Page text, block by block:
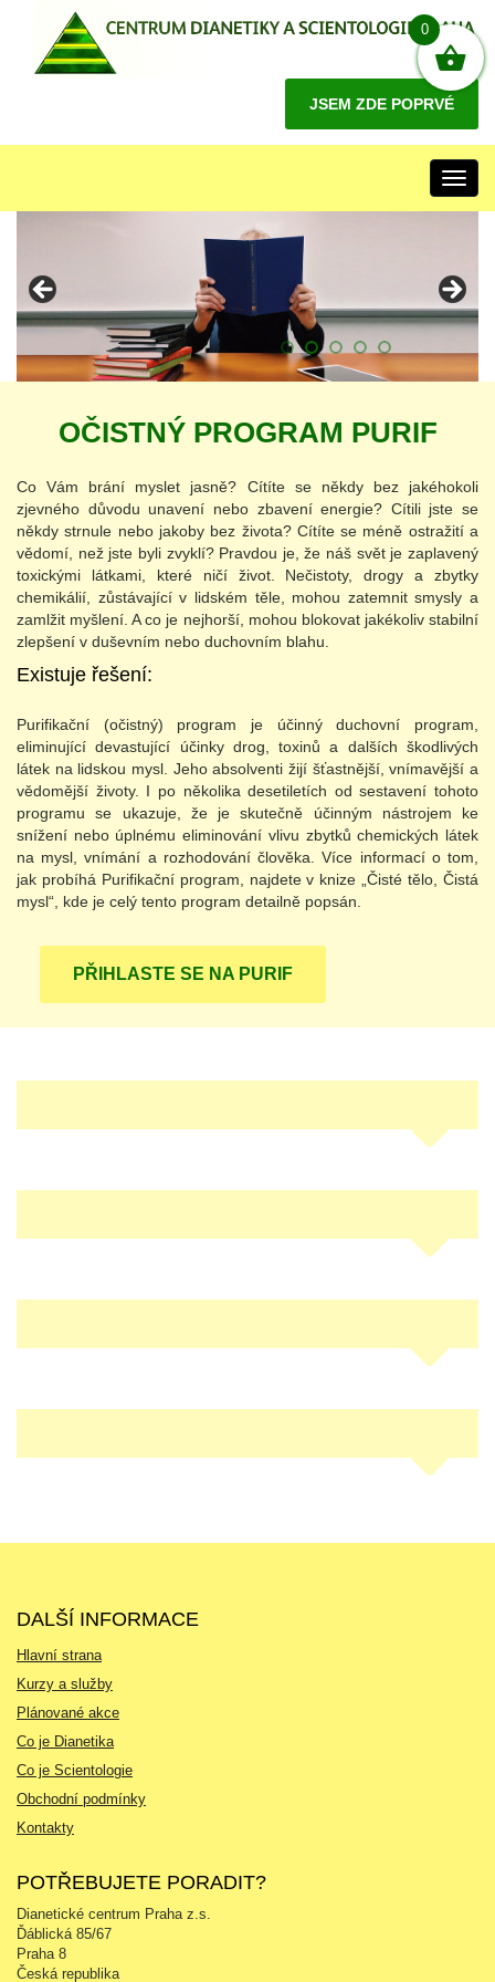
JSEM ZDE POPRVÉ
OČISTNÝ PROGRAM PURIF
Co Vám brání myslet jasně? Cítíte se někdy bez jakéhokoli
zjevného důvodu unavení nebo zbavení energie? Cítili jste se
někdy strnule nebo jakoby bez života? Cítíte se méně ostražití a
vědomí, než jste byli zvyklí? Pravdou je, že náš svět je zaplavený
toxickými látkami, které ničí život. Nečistoty, drogy a zbytky
chemikálií, zůstávající v lidském těle, mohou zatemnit smysly a
zamlžit myšlení. A co je nejhorší, mohou blokovat jakékoliv stabilní
zlepšení v duševním nebo duchovním blahu.
Existuje řešení:
Purifikační (očistný) program je účinný duchovní program,
eliminující devastující účinky drog, toxinů a dalších škodlivých
látek na lidskou mysl. Jeho absolventi žijí šťastnější, vnímavější a
vědomější životy. I po několika desetiletích od sestavení tohoto
programu se ukazuje, že je skutečně účinným nástrojem ke
snížení nebo úplnému eliminování vlivu zbytků chemických látek
na mysl, vnímání a rozhodování člověka. Více informací o tom,
jak probíhá Purifikační program, najdete v knize „Čisté tělo, Čistá
mysl“, kde je celý tento program detailně popsán.
PŘIHLASTE SE NA PURIF
DALŠÍ INFORMACE
Hlavní strana
Kurzy a služby
Plánované akce
Co je Dianetika
Co je Scientologie
Obchodní podmínky
Kontakty
POTŘEBUJETE PORADIT?
Dianetické centrum Praha z.s.
Ďáblická 85/67
Praha 8
Česká republika
0